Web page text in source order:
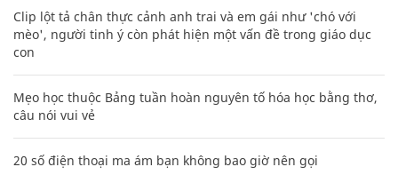
Clip lột tả chân thực cảnh anh trai và em gái như 'chó với
mèo', người tinh ý còn phát hiện một vấn đề trong giáo dục
con
Mẹo học thuộc Bảng tuần hoàn nguyên tố hóa học bằng thơ,
câu nói vui vẻ
20 số điện thoại ma ám bạn không bao giờ nên gọi